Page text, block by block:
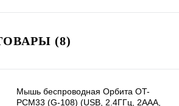
(8)
Мышь беспроводная Орбита OT-
PCM33 (G-108) (USB, 2.4ГГц, 2ААА,